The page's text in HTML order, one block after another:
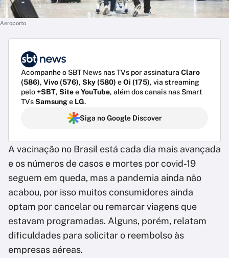
Aeroporto
Acompanhe o SBT News nas TVs por assinatura Claro
(586), Vivo (576), Sky (580) eOi (175), via streaming
pelo+SBT, SiteeYouTube, além dos canais nas Smart
TVsSamsunge LG.
Siga no Google Discover
A vacinação no Brasil está cada dia mais avançada
e os números de casos e mortes por covid-19
seguem em queda, mas a pandemia ainda não
acabou, por isso muitos consumidores ainda
optam por cancelar ou remarcar viagens que
estavam programadas. Alguns, porém, relatam
dificuldades para solicitar o reembolso às
empresas aéreas.